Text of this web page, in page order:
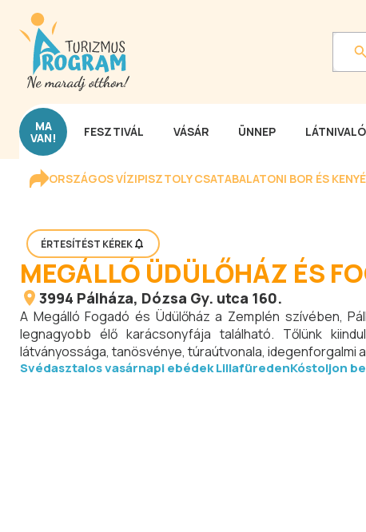
MA
VAN! FESZTIVÁL VÁSÁR ÜNNEP LÁTNIVALÓ
ORSZÁGOS VÍZIPISZTOLY CSATABALATONI BOR ÉS
ÉRTESÍTÉST KÉREK
MEGÁLLÓ ÜDÜLŐHÁZ ÉS
3994 Pálháza, Dózsa Gy. utca 160.
A Megálló Fogadó és Üdülőház a Zemplén szívében,
legnagyobb élő karácsonyfája található. Tőlünk
látványossága, tanösvénye, túraútvonala, idegenforgalmi
Svédasztalos vasárnapi ebédek LillafüredenKóstoljon